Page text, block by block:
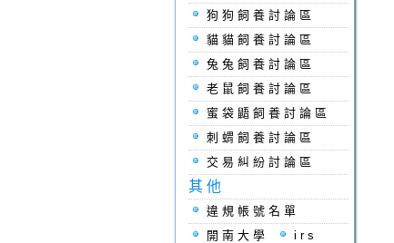
狗狗飼養討論區
貓貓飼養討論區
兔兔飼養討論區
老鼠飼養討論區
蜜袋鼯飼養討論區
刺蝟飼養討論區
交易糾紛討論區
其他
違規帳號名單
開南大學
irs